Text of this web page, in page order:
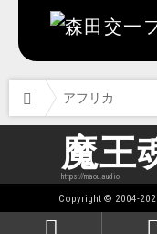
アフリカ
魔王
https://maou.audio
Copyright © 2004-